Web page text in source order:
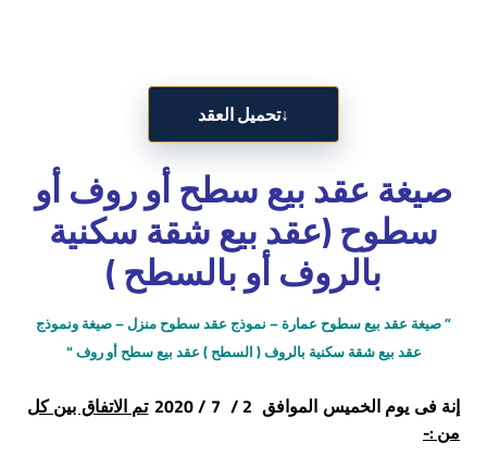
↓تحميل العقد
صيغة عقد بيع سطح أو روف أو
سطوح (عقد بيع شقة سكنية
بالروف أو بالسطح )
” صيغة عقد بيع سطوح عمارة – نموذج عقد سطوح منزل – صيغة ونموذج
عقد بيع شقة سكنية بالروف ( السطح ) عقد بيع سطح أو روف “
إنة فى يوم الخميس الموافق 2 / 7 / 2020
تم الاتفاق بين كل
من :-